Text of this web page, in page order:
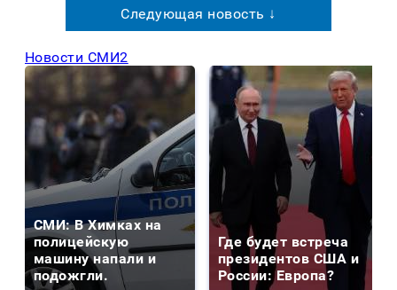
Следующая новость ↓
Новости СМИ2
СМИ: В Химках на
полицейскую
машину напали и
подожгли.
Где будет встреча
президентов США и
России: Европа?